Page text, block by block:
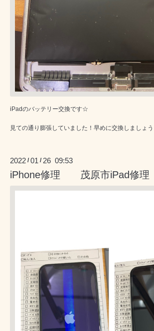
iPadのバッテリー交換です☆
見ての通り膨張していました！早めに交換しましょう
2022 /01 / 26 09:53
iPhone修理 茂原市iPad修理